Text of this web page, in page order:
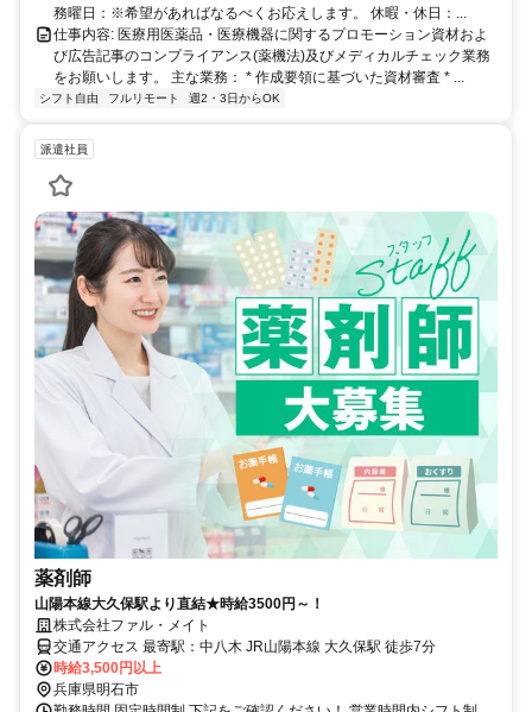
務曜日：※希望があればなるべくお応えします。 休暇・休日：...
仕事内容: 医療用医薬品・医療機器に関するプロモーション資材およ
び広告記事のコンプライアンス(薬機法)及びメディカルチェック業務
をお願いします。 主な業務： * 作成要領に基づいた資材審査 * ...
シフト自由 フルリモート 週2・3日からOK
派遣社員
薬剤師
山陽本線大久保駅より直結★時給3500円～！
株式会社ファル・メイト
交通アクセス 最寄駅：中八木 JR山陽本線 大久保駅 徒歩7分
時給3,500円以上
兵庫県明石市